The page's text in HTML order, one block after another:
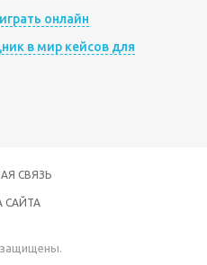
онлайн
в мир кейсов для
СВЯЗЬ
САЙТА
защищены.